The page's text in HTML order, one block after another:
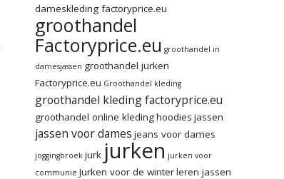
dameskleding factoryprice.eu
groothandel
Factoryprice.eu groothandel in
damesjassen groothandel jurken
Factoryprice.eu Groothandel kleding
groothandel kleding factoryprice.eu
groothandel online kledinghoodies jassen
jassen voor dames jeans voor dames
joggingbroek jurk jurken jurken voor
communie Jurken voor de winterleren jassen